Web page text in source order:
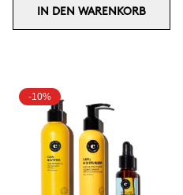
IN DEN WARENKORB
-10%